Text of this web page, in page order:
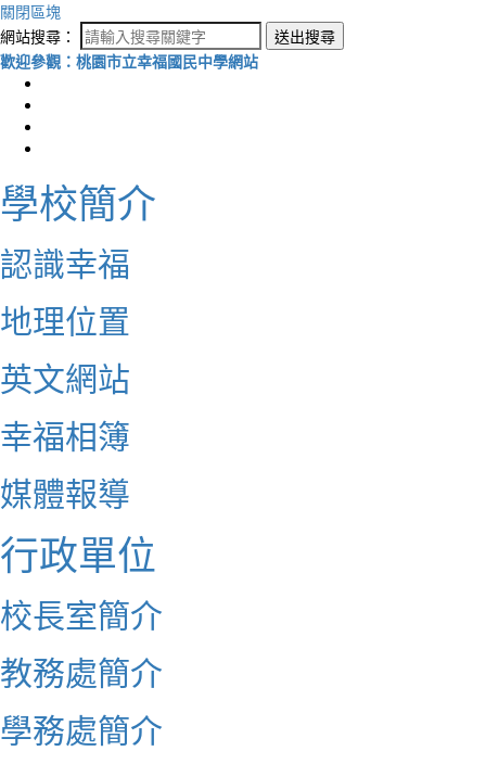
關閉區塊
網站搜尋：
送出搜尋
歡迎參觀：桃園市立幸福國民中學網站
學校簡介
認識幸福
地理位置
英文網站
幸福相簿
媒體報導
行政單位
校長室簡介
教務處簡介
學務處簡介